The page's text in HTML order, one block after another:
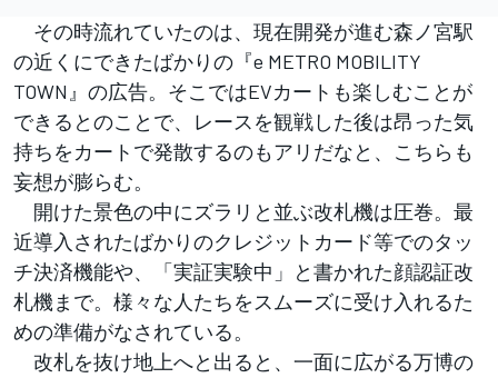
その時流れていたのは、現在開発が進む森ノ宮駅
の近くにできたばかりの『e METRO MOBILITY
TOWN』の広告。そこではEVカートも楽しむことが
できるとのことで、レースを観戦した後は昂った気
持ちをカートで発散するのもアリだなと、こちらも
妄想が膨らむ。
開けた景色の中にズラリと並ぶ改札機は圧巻。最
近導入されたばかりのクレジットカード等でのタッ
チ決済機能や、「実証実験中」と書かれた顔認証改
札機まで。様々な人たちをスムーズに受け入れるた
めの準備がなされている。
改札を抜け地上へと出ると、一面に広がる万博の